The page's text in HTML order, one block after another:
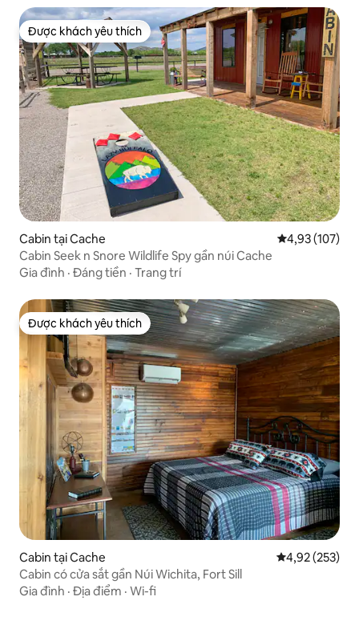
Được khách yêu thích
Được khách yêu thích
Cabin tại Cache Xếp hạng
4,93 (107)
Cabin Seek n Snore Wildlife Spy gần núi Cache
Gia đình · Đáng tiền · Trang trí
Được khách yêu thích
Được khách yêu thích
Cabin tại Cache Xếp hạng
4,92 (253)
Cabin có cửa sắt gần Núi Wichita, Fort Sill
Gia đình · Địa điểm · Wi-fi